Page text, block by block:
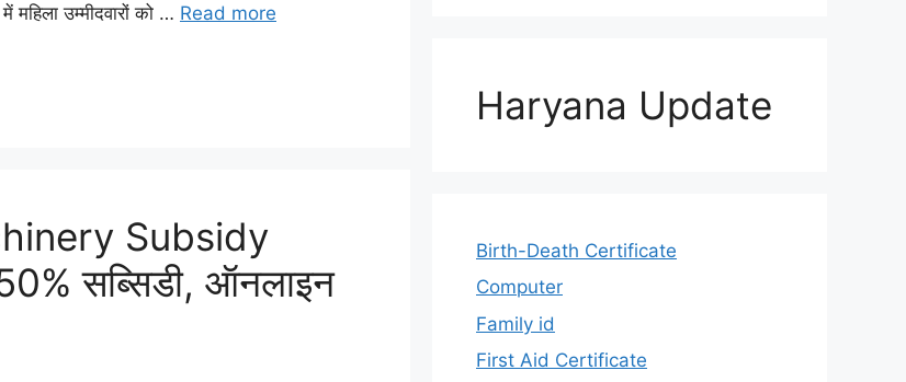
उम्मीदवारों को … Read more
Subsidy
सब्सिडी, ऑनलाइन
Haryana Update
Birth-Death Certificate
Computer
Family id
First Aid Certificate